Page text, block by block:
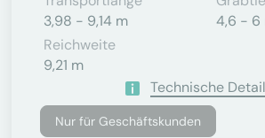
3,98 - 9,14 m
4,6 - 6
Reichweite
9,21 m
Technische
Nur für Geschäftskunden